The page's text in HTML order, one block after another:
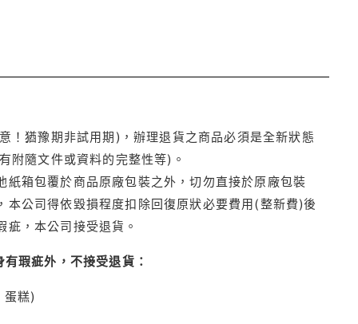
！猶豫期非試用期)，辦理退貨之商品必須是全新狀態
附隨文件或資料的完整性等)。
箱包覆於商品原廠包裝之外，切勿直接於原廠包裝
公司得依毀損程度扣除回復原狀必要費用(整新費)後
，本公司接受退貨。
瑕疵外，不接受退貨：
蛋糕)